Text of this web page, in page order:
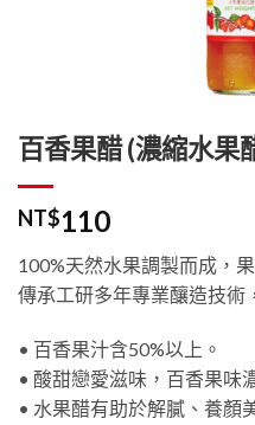
百香果醋 (濃縮水果
NT$110
100%天然水果調製而成，
傳承工研多年專業釀造技術
• 百香果汁含50%以上。
• 酸甜戀愛滋味，百香果味
• 水果醋有助於解膩、養顏